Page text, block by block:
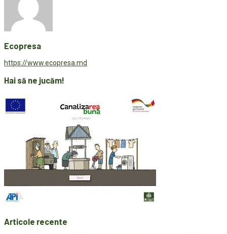
Ecopresa
https://www.ecopresa.md
Hai să ne jucăm!
Articole recente